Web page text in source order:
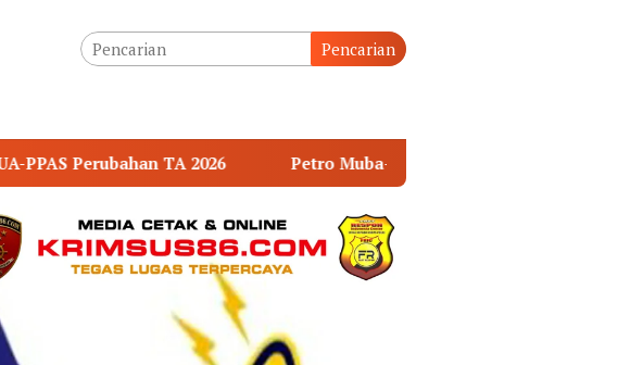
Pencarian
Petro Muba-Medco Resmi Kelola 359 Sumur Minyak Masyarakat,